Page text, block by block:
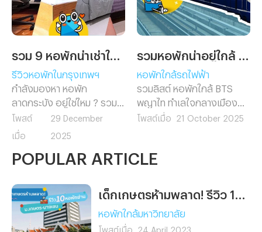
รีวิวหอพักในกรุงเทพฯ
กำลังมองหา หอพัก
ลาดกระบัง อยู่ใช่ไหม ? รวม 9
หอพักน่าเช่าใกล้แหล่งเรียน
และที่ทำงาน เดินทางสะดวก
สุวรรณภูมิ พร้อมสิ่งอำนวย
สำหรับคุณได้ที่นี่
โพสต์
เมื่อ
29 December
2025
หอพักใกล้รถไฟฟ้า
รวมลิสต์ หอพักใกล้ BTS
พญาไท ทำเลใจกลางเมือง
เดินทางสะดวก ใกล้ทั้ง
ทำงานและนักศึกษาที่อยากพัก
โพสต์เมื่อ 21 October 2025
POPULAR ARTICLE
หอพักใกล้มหาวิทยาลัย
โพสต์เมื่อ 24 April 2023